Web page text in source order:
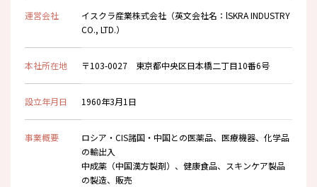
運営会社
イスクラ産業株式会社（英文会社名：lSKRA INDUSTRY
CO., LTD.）
本社所在地 〒103-0027 東京都中央区日本橋二丁目10番6号
設立年月日 1960年3月1日
事業概要
ロシア・CIS諸国・中国との医薬品、医療機器、化学品
の輸出入
中成薬（中国漢方製剤）、健康食品、スキンケア製品
の製造、販売